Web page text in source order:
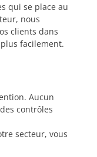
qui se place au
nous
clients dans
facilement.
Aucun
contrôles
secteur, vous